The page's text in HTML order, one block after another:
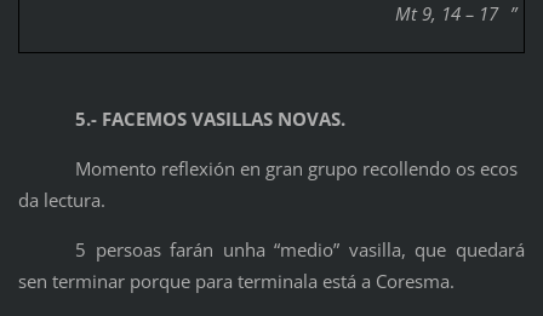
Mt 9, 14 – 17 ”
5.- FACEMOS VASILLAS NOVAS.
Momento reflexión en gran grupo recollendo os ecos
da lectura.
5 persoas farán unha “medio” vasilla, que quedará
sen terminar porque para terminala está a Coresma.